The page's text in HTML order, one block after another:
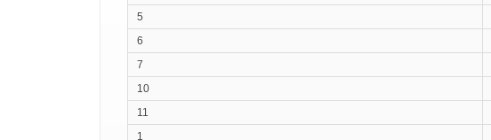
5
6
7
10
11
1